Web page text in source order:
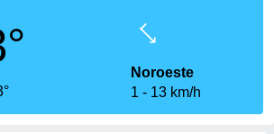
Noroeste
1
13 km/h